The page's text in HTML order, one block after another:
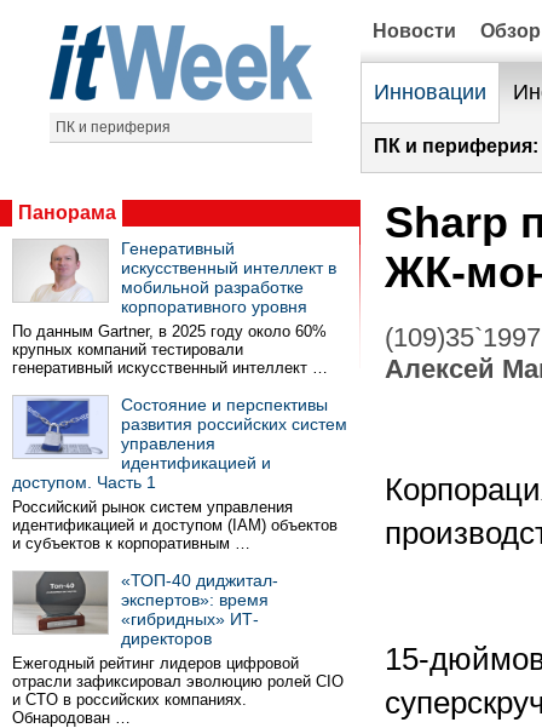
ПК и периферия
Новости
Инновации
ПК и периферия:
Панорама
Генеративный
искусственный интеллект в
мобильной разработке
корпоративного уровня
По данным Gartner, в 2025 году около 60%
крупных компаний тестировали
генеративный искусственный интеллект …
Состояние и перспективы
развития российских систем
управления
идентификацией и
доступом. Часть 1
Российский рынок систем управления
идентификацией и доступом (IAM) объектов
и субъектов к корпоративным …
«ТОП-40 диджитал-
экспертов»: время
«гибридных» ИТ-
директоров
Ежегодный рейтинг лидеров цифровой
отрасли зафиксировал эволюцию ролей CIO
и CTO в российских компаниях.
Обнародован …
Sharp
ЖК-
(109)35`1997
Алексей
15-